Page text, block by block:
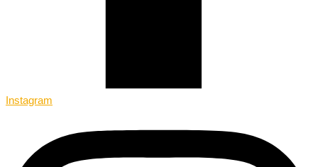
Instagram